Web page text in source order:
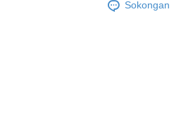
Sokongan